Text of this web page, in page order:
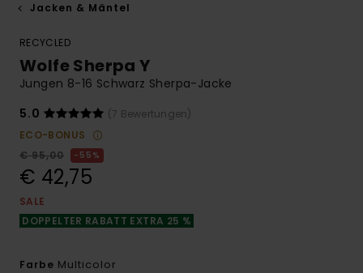
Jacken & Mäntel
RECYCLED
Wolfe Sherpa Y
Jungen 8-16 Schwarz Sherpa-Jacke
5.0
(7 Bewertungen)
ECO-BONUS
€ 95,00
55%
€ 42,75
SALE
DOPPELTER RABATT EXTRA 25 %
Farbe Multicolor